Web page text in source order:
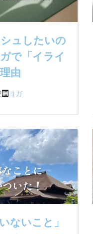
ュしたいの
で「イライ
由
ヨガ
ないこと」